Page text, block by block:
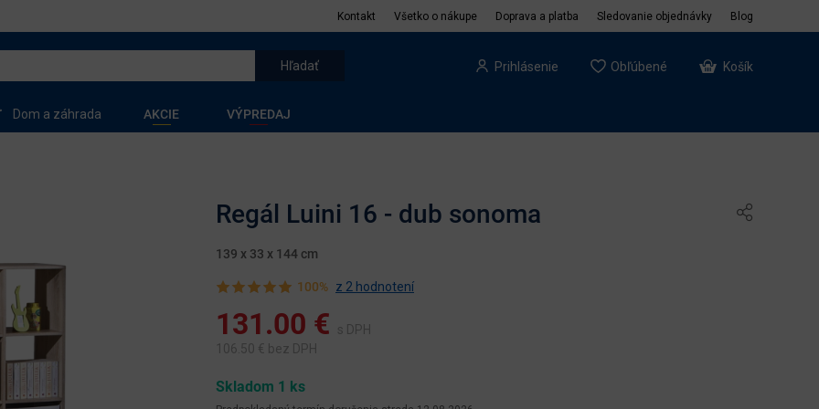
Kontakt Všetko o nákupe Doprava a platba Sledovanie objednávky Blog
Prihlásenie Obľúbené Košík
Dom a záhrada AKCIE VÝPREDAJ
Regál Luini 16 - dub sonoma
139 x 33 x 144 cm
100% z 2 hodnotení
131.00 €
s DPH
106.50 € bez DPH
Skladom 1 ks